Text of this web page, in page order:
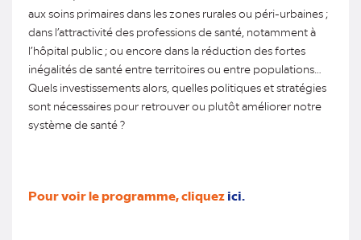
aux soins primaires dans les zones rurales ou péri-urbaines ;
dans l’attractivité des professions de santé, notamment à
l’hôpital public ; ou encore dans la réduction des fortes
inégalités de santé entre territoires ou entre populations…
Quels investissements alors, quelles politiques et stratégies
sont nécessaires pour retrouver ou plutôt améliorer notre
système de santé ?
Pour voir le programme, cliquezici.